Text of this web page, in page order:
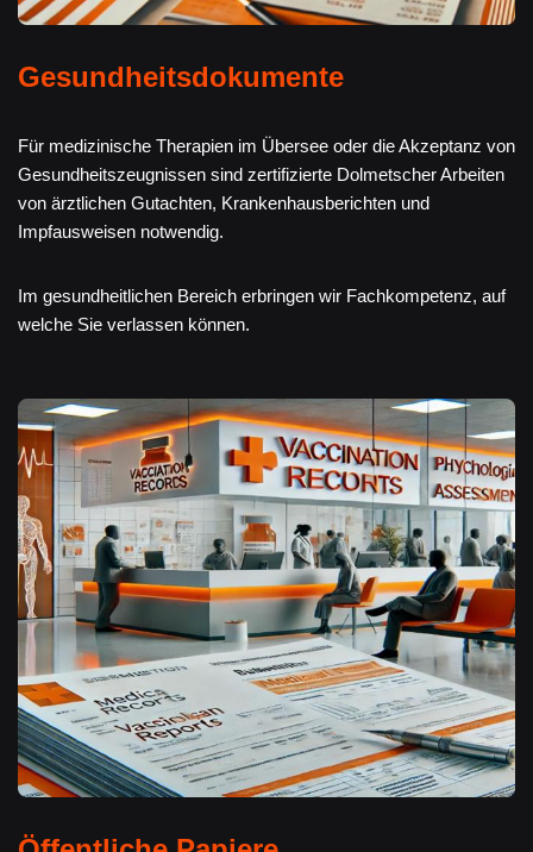
Gesundheitsdokumente
Für medizinische Therapien im Übersee oder die Akzeptanz von
Gesundheitszeugnissen sind zertifizierte Dolmetscher Arbeiten
von ärztlichen Gutachten, Krankenhausberichten und
Impfausweisen notwendig.
Im gesundheitlichen Bereich erbringen wir Fachkompetenz, auf
welche Sie verlassen können.